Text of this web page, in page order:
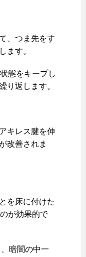
、つま先をす
ます。
態をキープし
り返します。
キレス腱を伸
改善されま
を床に付けた
が効果的で
暗闇の中一